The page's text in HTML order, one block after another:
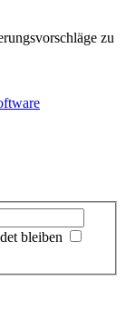
zu
bleiben